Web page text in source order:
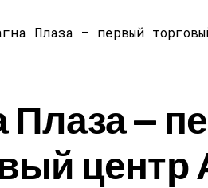
Плаза —
центр